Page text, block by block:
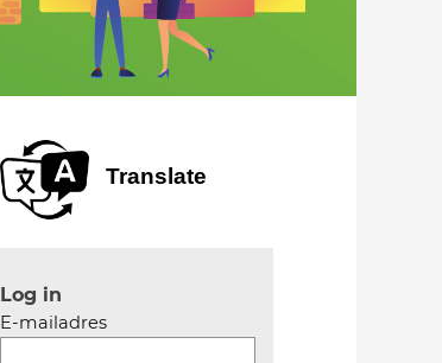
Translate
Log in
E-mailadres